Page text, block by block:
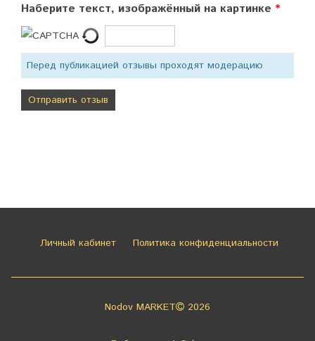
Наберите текст, изображённый на картинке
Перед публикацией отзывы проходят модерацию
Личный кабинет Политика конфиденциальности
Nodov MARKET 2026